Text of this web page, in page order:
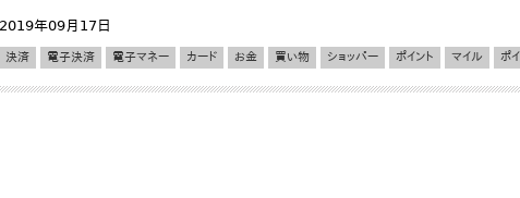
2019年09月17日
決済 電子決済 電子マネー カード お金 買い物 ショッパー ポイント マイル ポ